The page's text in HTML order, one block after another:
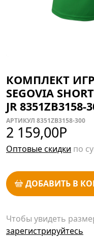
КОМПЛЕКТ
SEGOVIA
JR 8351ZB3158-
АРТИКУЛ 8351ZB3158-300
2 159,00Р
Оптовые скидки по
ДОБАВИТЬ В
Чтобы увидеть
зарегистрируйтесь